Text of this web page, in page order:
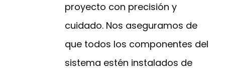
proyecto con precisión y
cuidado. Nos aseguramos de
que todos los componentes del
sistema estén instalados de